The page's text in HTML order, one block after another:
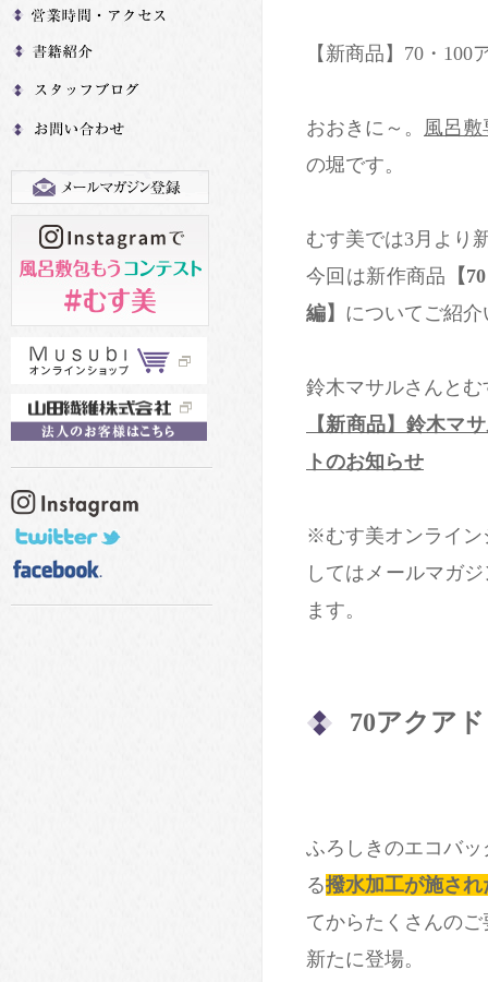
【新商品】70・
おおきに～。 風呂
の堀です。
むす美では3月より
今回は新作商品 【
編】 についてご紹
鈴木マサルさんと
【新商品】鈴木マ
トのお知らせ
※むす美オンライン
してはメールマガ
ます。
70アクア
ふろしきのエコバ
る撥水加工が施さ
てからたくさんの
新たに登場。